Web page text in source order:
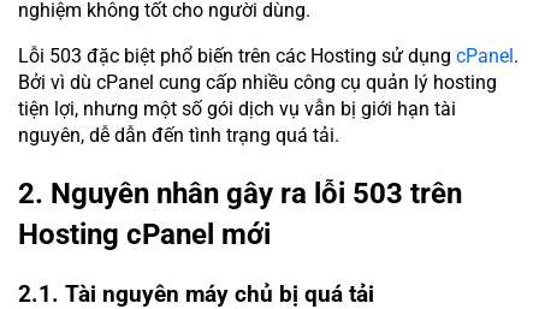
nghiệm không tốt cho người dùng.
Lỗi 503 đặc biệt phổ biến trên các Hosting sử dụng cPanel.
Bởi vì dù cPanel cung cấp nhiều công cụ quản lý hosting
tiện lợi, nhưng một số gói dịch vụ vẫn bị giới hạn tài
nguyên, dễ dẫn đến tình trạng quá tải.
2. Nguyên nhân gây ra lỗi 503 trên
Hosting cPanel mới
2.1. Tài nguyên máy chủ bị quá tải